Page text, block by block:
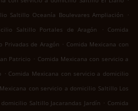
Saltillo Oceanía Boulevares Ampliación
.
Saltillo Portales de Aragón
. Comida
de Aragón . Comida Mexicana con
Patricio . Comida Mexicana con servicio a
. Comida Mexicana con servicio a domicilio
con servicio a domicilio Saltillo Los
Saltillo Jacarandas Jardín . Comida